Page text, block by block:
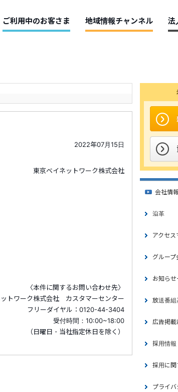
ご利用中のお客さま 地域情報チャンネル 法
2022年07月15日
東京ベイネットワーク株式会社
〈本件に関するお問い合わせ先〉
トワーク株式会社 カスタマーセンター
フリーダイヤル：0120-44-3404
受付時間：10:00~18:00
（日曜日・当社指定休日を除く）
会社情
沿革
アクセス
グループ
お知らせ
放送番組
広告掲載
採用情報
採用に
プライ